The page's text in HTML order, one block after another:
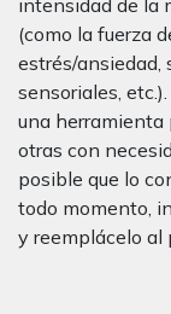
intensidad de la
(como la fuerza
estrés/ansiedad,
sensoriales,
una herramienta
otras con
posible que lo
todo momento,
y reemplácelo al